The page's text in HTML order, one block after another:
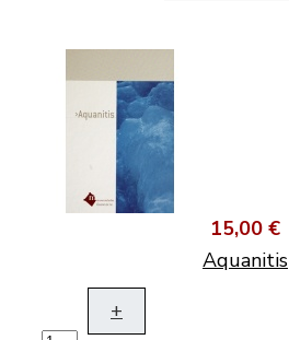
15,00 €
Aquanitis
+